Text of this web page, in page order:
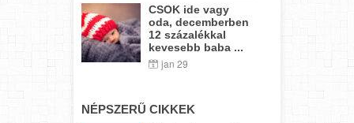
CSOK ide vagy
oda, decemberben
12 százalékkal
kevesebb baba ...
jan 29
NÉPSZERŰ CIKKEK